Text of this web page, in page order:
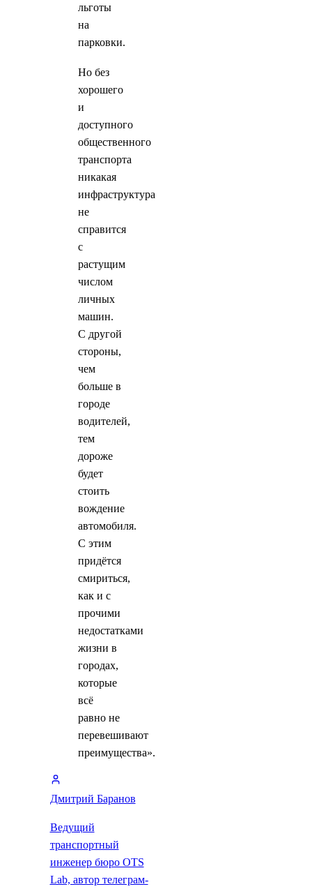
льготы
на
парковки.
Но без
хорошего
и
доступного
общественного
транспорта
никакая
инфраструктура
не
справится
с
растущим
числом
личных
машин.
С другой
стороны,
чем
больше в
городе
водителей,
тем
дороже
будет
стоить
вождение
автомобиля.
С этим
придётся
смириться,
как и с
прочими
недостатками
жизни в
городах,
которые
всё
равно не
перевешивают
преимущества».
Дмитрий Баранов
Ведущий
транспортный
инженер бюро OTS
Lab, автор телеграм-